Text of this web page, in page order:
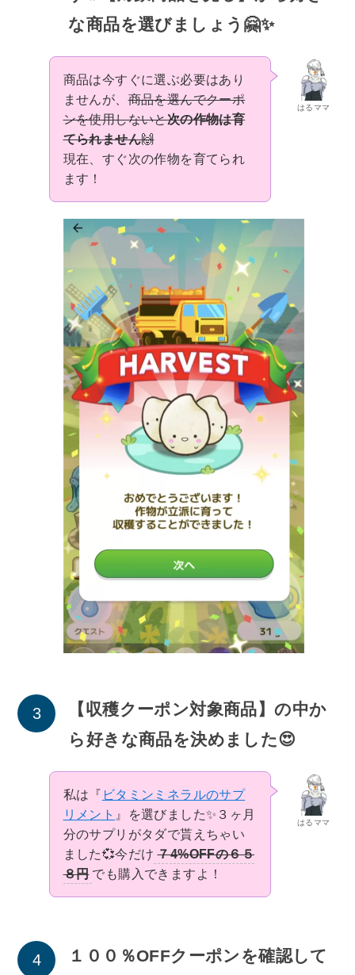
な商品を選びましょう🤗✨
はるママ
商品は今すぐに選ぶ必要はあり
ませんが、商品を選んでクーポ
ンを使用しないと次の作物は育
てられません🙌
現在、すぐ次の作物を育てられ
ます！
【収穫クーポン対象商品】の中か
ら好きな商品を決めました😍
はるママ
私は『 ビタミンミネラルのサプ
リメント 』を選びました✨３ヶ月
分のサプリがタダで貰えちゃい
ました💞今だけ ７4%OFFの６５
８円 でも購入できますよ！
１００％OFFクーポンを確認して